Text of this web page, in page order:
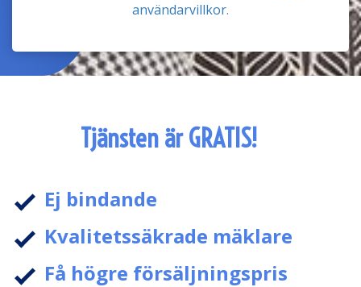
användarvillkor.
Tjänsten är GRATIS!
Ej bindande
Kvalitetssäkrade mäklare
Få högre försäljningspris